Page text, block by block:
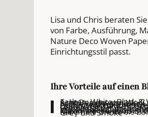
Lisa und Chris beraten
von Farbe, Ausführung,
Nature Deco Woven
Einrichtungsstil passt.
Ihre Vorteile auf einen
Exklusives Nature-
Außergewöhnliches
Natürlich strukturierte
Sanfte und wohnliche
Acht Designs von
Farben: White, Black
Grey und Smoke
Maximale Breite bis
Maximale Höhe bis
Wand- oder
Individuell auf
Handgefertigt in